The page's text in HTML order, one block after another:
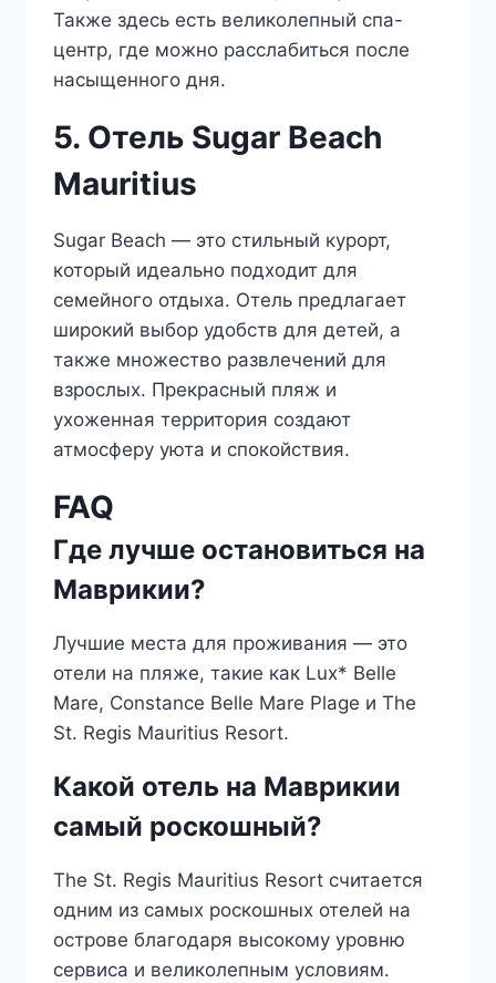
Также здесь есть великолепный спа-
центр, где можно расслабиться после
насыщенного дня.
5. Отель Sugar Beach
Mauritius
Sugar Beach — это стильный курорт,
который идеально подходит для
семейного отдыха. Отель предлагает
широкий выбор удобств для детей, а
также множество развлечений для
взрослых. Прекрасный пляж и
ухоженная территория создают
атмосферу уюта и спокойствия.
FAQ
Где лучше остановиться на
Маврикии?
Лучшие места для проживания — это
отели на пляже, такие как Lux* Belle
Mare, Constance Belle Mare Plage и The
St. Regis Mauritius Resort.
Какой отель на Маврикии
самый роскошный?
The St. Regis Mauritius Resort считается
одним из самых роскошных отелей на
острове благодаря высокому уровню
сервиса и великолепным условиям.